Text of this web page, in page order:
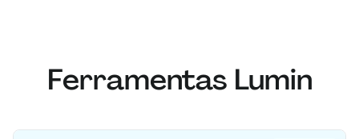
Ferramentas Lumin